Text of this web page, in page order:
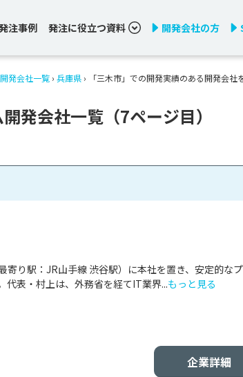
注事例 発注に役立つ資料 開発会社の方
開発会社一覧 › 兵庫県 › 「三木市」での開発実績のある開発会社
発会社一覧（7ページ目）
り駅：JR山手線 渋谷駅）に本社を置き、安定的な
代表・村上は、外務省を経てIT業界...もっと見る
企業詳細